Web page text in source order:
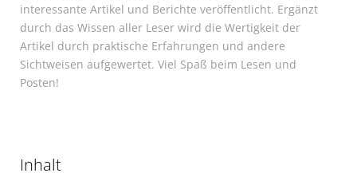
interessante Artikel und Berichte veröffentlicht. Ergänzt
durch das Wissen aller Leser wird die Wertigkeit der
Artikel durch praktische Erfahrungen und andere
Sichtweisen aufgewertet. Viel Spaß beim Lesen und
Posten!
Inhalt